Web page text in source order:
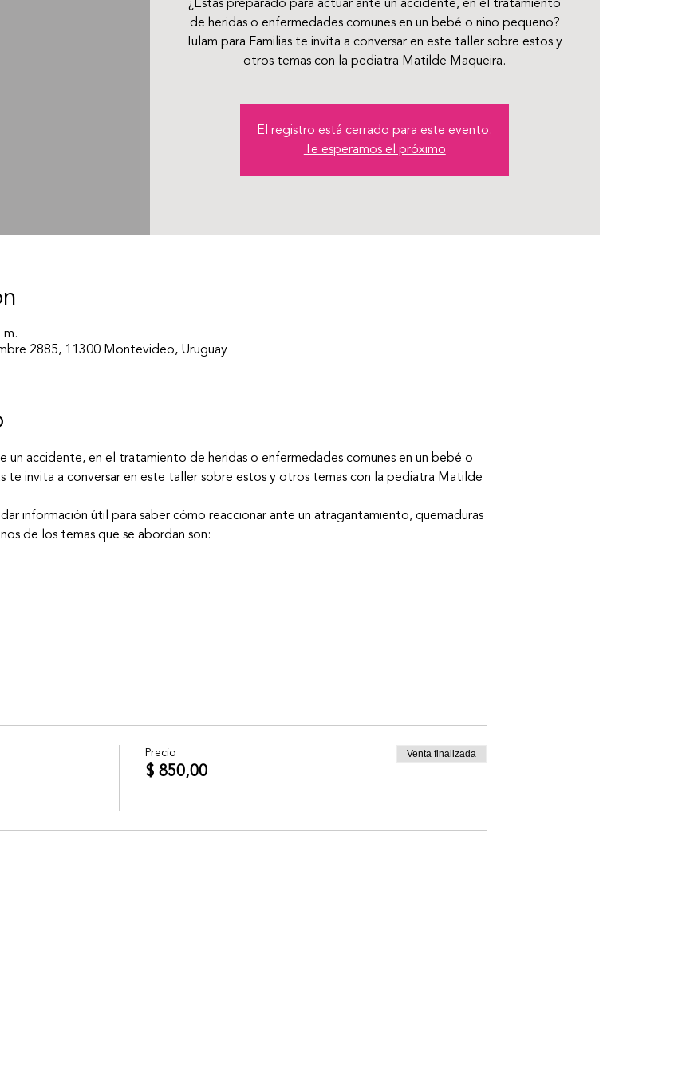
¿Estás preparado para actuar ante un accidente, en el tratamiento
de heridas o enfermedades comunes en un bebé o niño pequeño?
Iulam para Familias te invita a conversar en este taller sobre estos y
otros temas con la pediatra Matilde Maqueira.
El registro está cerrado para este evento.
Te esperamos el próximo
m.
2885, 11300 Montevideo, Uruguay
un accidente, en el tratamiento de heridas o enfermedades comunes en un bebé o
te invita a conversar en este taller sobre estos y otros temas con la pediatra Matilde
información útil para saber cómo reaccionar ante un atragantamiento, quemaduras
de los temas que se abordan son:
Precio
$ 850,00
Venta finalizada